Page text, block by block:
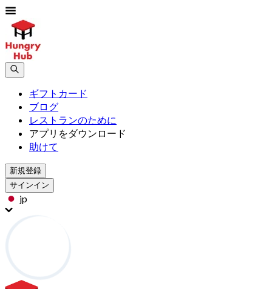
ギフトカード
ブログ
レストランのために
アプリをダウンロード
助けて
新規登録
サインイン
jp